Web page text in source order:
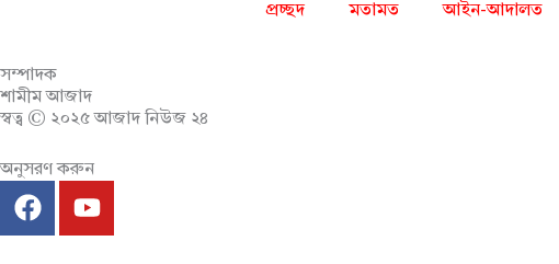
প্রচ্ছদ মতামত আইন-আদালত
সম্পাদক
শামীম আজাদ
স্বত্ব © ২০২৫ আজাদ নিউজ ২৪
অনুসরণ করুন
F
a
Y
o